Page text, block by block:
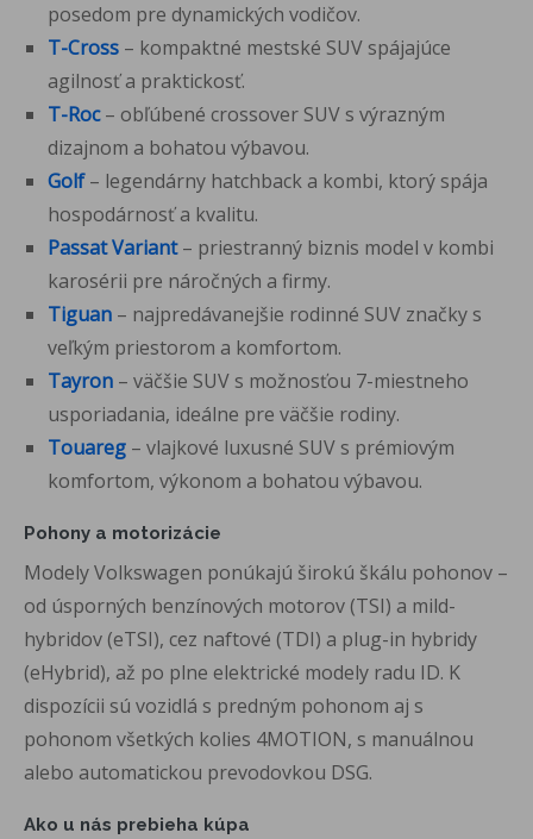
posedom pre dynamických vodičov.
T-Cross – kompaktné mestské SUV spájajúce
agilnosť a praktickosť.
T-Roc– obľúbené crossover SUV s výrazným
dizajnom a bohatou výbavou.
Golf– legendárny hatchback a kombi, ktorý spája
hospodárnosť a kvalitu.
PassatVariant– priestranný biznis model v kombi
karosérii pre náročných a firmy.
Tiguan – najpredávanejšie rodinné SUV značky s
veľkým priestorom a komfortom.
Tayron – väčšie SUV s možnosťou 7-miestneho
usporiadania, ideálne pre väčšie rodiny.
Touareg – vlajkové luxusné SUV s prémiovým
komfortom, výkonom a bohatou výbavou.
Pohony a motorizácie
Modely Volkswagen ponúkajú širokú škálu pohonov –
od úsporných benzínových motorov (TSI) a mild-
hybridov (eTSI), cez naftové (TDI) a plug-in hybridy
(eHybrid), až po plne elektrické modely radu ID. K
dispozícii sú vozidlá s predným pohonom aj s
pohonom všetkých kolies 4MOTION, s manuálnou
alebo automatickou prevodovkou DSG.
Ako u nás prebieha kúpa